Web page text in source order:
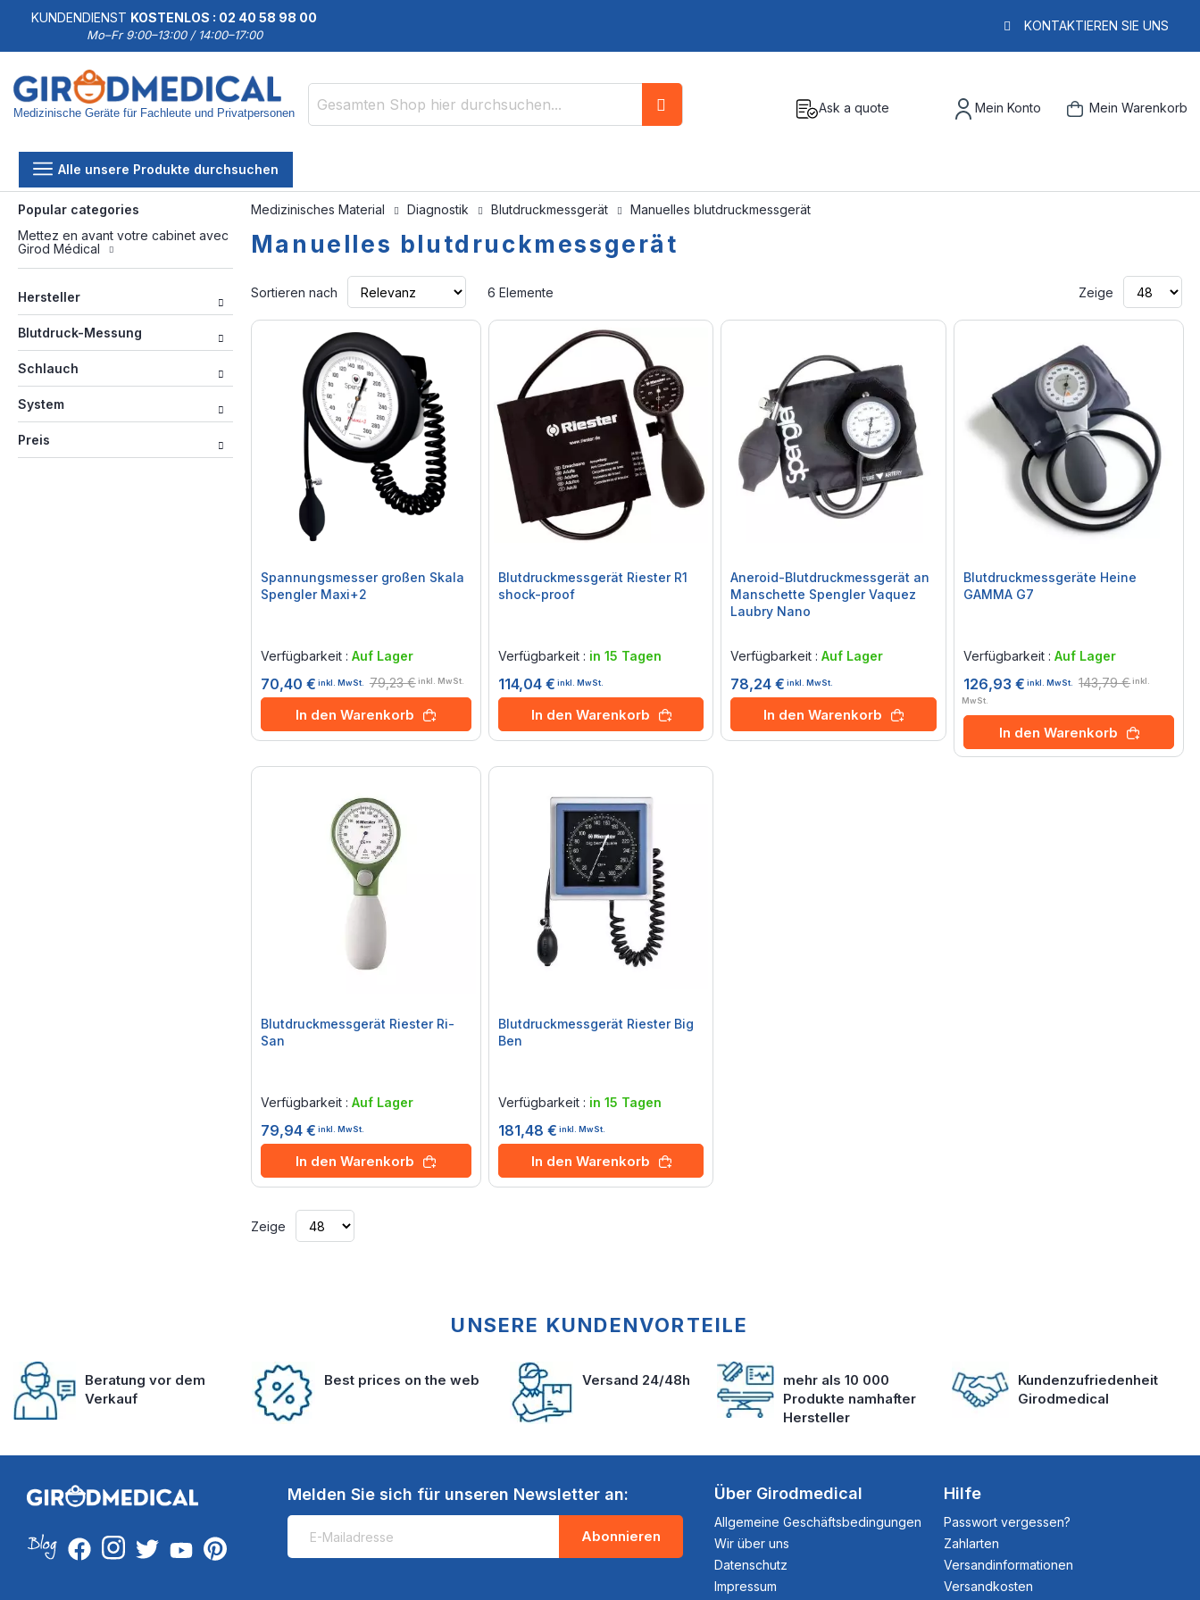
KUNDENDIENST KOSTENLOS : 02 40 58 98 00
Mo–Fr 9:00–13:00 / 14:00–17:00
KONTAKTIEREN SIE UNS
Medizinische Geräte für Fachleute und Privatpersonen Ask a quote Mein Konto Mein Warenkorb
Alle unsere Produkte durchsuchen
Medizinisches Material Diagnostik Blutdruckmessgerät Manuelles blutdruckmessgerät
Manuelles blutdruckmessgerät
Sortieren nach
sortieren
6 Elemente Zeige
Spannungsmesser großen Skala
Spengler Maxi+2
Verfügbarkeit : Auf Lager
70,40 € inkl. MwSt. 79,23 €inkl. MwSt.
In den Warenkorb
Blutdruckmessgerät Riester R1
shock-proof
Verfügbarkeit : in 15 Tagen
114,04 € inkl. MwSt.
In den Warenkorb
Aneroid-Blutdruckmessgerät an
Manschette Spengler Vaquez
Laubry Nano
Verfügbarkeit :Auf Lager
78,24 € inkl. MwSt.
In den Warenkorb
Blutdruckmessgeräte Heine
GAMMA G7
Verfügbarkeit :Auf Lager
126,93 € inkl. MwSt. 143,79 € inkl.
MwSt.
In den Warenkorb
Blutdruckmessgerät Riester Ri-
San
Verfügbarkeit : Auf Lager
79,94 € inkl. MwSt.
In den Warenkorb
Blutdruckmessgerät Riester Big
Ben
Verfügbarkeit : in 15 Tagen
181,48 € inkl. MwSt.
In den Warenkorb
Zeige
Popular categories
Mettez en avant votre cabinet avec
Girod Médical
Hersteller
Blutdruck-Messung
Schlauch
System
Preis
UNSERE KUNDENVORTEILE
Beratung vor dem
Verkauf
Best prices on the web Versand 24/48h
mehr als 10 000
Produkte namhafter
Hersteller
Kundenzufriedenheit
Girodmedical
Melden Sie sich für unseren Newsletter an:
Abonnieren
Über Girodmedical
Allgemeine Geschäftsbedingungen
Wir über uns
Datenschutz
Impressum
Hilfe
Passwort vergessen?
Zahlarten
Versandinformationen
Versandkosten